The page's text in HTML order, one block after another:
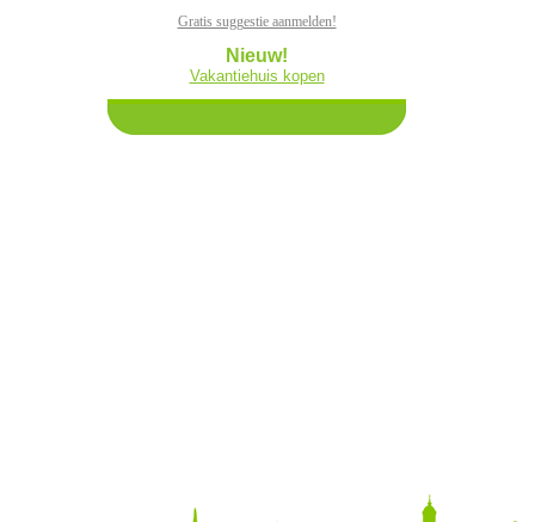
Gratis suggestie aanmelden!
Nieuw!
Vakantiehuis kopen